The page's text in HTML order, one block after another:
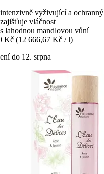
intenzivně vyživující a ochranný
zajišťuje vláčnost
s lahodnou mandlovou vůní
Kč (12 666,67 Kč / l)
do 12. srpna